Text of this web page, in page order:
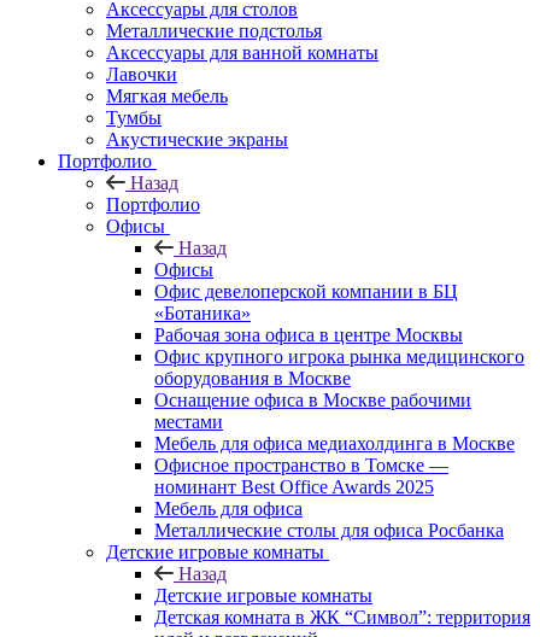
Аксессуары для столов
Металлические подстолья
Аксессуары для ванной комнаты
Лавочки
Мягкая мебель
Тумбы
Акустические экраны
Портфолио
Назад
Портфолио
Офисы
Назад
Офисы
Офис девелоперской компании в БЦ
«Ботаника»
Рабочая зона офиса в центре Москвы
Офис крупного игрока рынка медицинского
оборудования в Москве
Оснащение офиса в Москве рабочими
местами
Мебель для офиса медиахолдинга в Москве
Офисное пространство в Томске —
номинант Best Office Awards 2025
Мебель для офиса
Металлические столы для офиса Росбанка
Детские игровые комнаты
Назад
Детские игровые комнаты
Детская комната в ЖК “Символ”: территория